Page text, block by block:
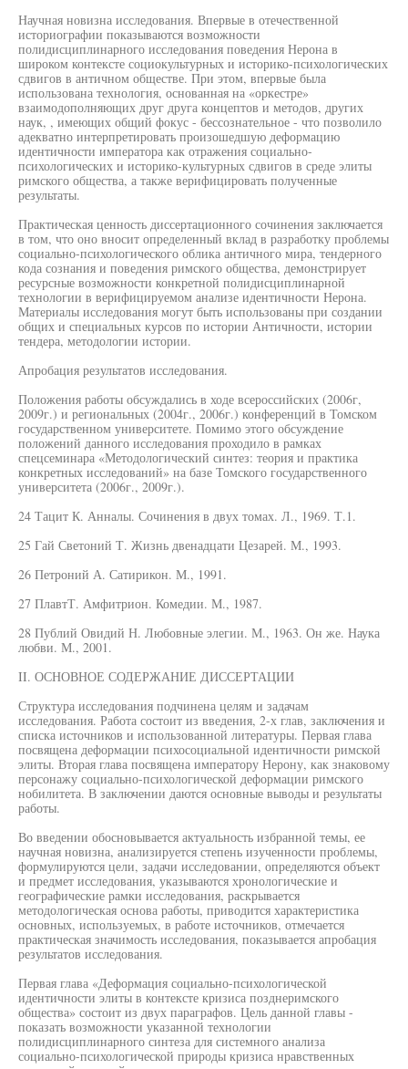
Научная новизна исследования. Впервые в отечественной
историографии показываются возможности
полидисциплинарного исследования поведения Нерона в
широком контексте социокультурных и историко-психологических
сдвигов в античном обществе. При этом, впервые была
использована технология, основанная на «оркестре»
взаимодополняющих друг друга концептов и методов, других
наук, , имеющих общий фокус - бессознательное - что позволило
адекватно интерпретировать произошедшую деформацию
идентичности императора как отражения социально-
психологических и историко-культурных сдвигов в среде элиты
римского общества, а также верифицировать полученные
результаты.
Практическая ценность диссертационного сочинения заключается
в том, что оно вносит определенный вклад в разработку проблемы
социально-психологического облика античного мира, тендерного
кода сознания и поведения римского общества, демонстрирует
ресурсные возможности конкретной полидисциплинарной
технологии в верифицируемом анализе идентичности Нерона.
Материалы исследования могут быть использованы при создании
общих и специальных курсов по истории Античности, истории
тендера, методологии истории.
Апробация результатов исследования.
Положения работы обсуждались в ходе всероссийских (2006г,
2009г.) и региональных (2004г., 2006г.) конференций в Томском
государственном университете. Помимо этого обсуждение
положений данного исследования проходило в рамках
спецсеминара «Методологический синтез: теория и практика
конкретных исследований» на базе Томского государственного
университета (2006г., 2009г.).
24 Тацит К. Анналы. Сочинения в двух томах. Л., 1969. Т.1.
25 Гай Светоний Т. Жизнь двенадцати Цезарей. М., 1993.
26 Петроний А. Сатирикон. М., 1991.
27 ПлавтТ. Амфитрион. Комедии. М., 1987.
28 Публий Овидий Н. Любовные элегии. М., 1963. Он же. Наука
любви. М., 2001.
II. ОСНОВНОЕ СОДЕРЖАНИЕ ДИССЕРТАЦИИ
Структура исследования подчинена целям и задачам
исследования. Работа состоит из введения, 2-х глав, заключения и
списка источников и использованной литературы. Первая глава
посвящена деформации психосоциальной идентичности римской
элиты. Вторая глава посвящена императору Нерону, как знаковому
персонажу социально-психологической деформации римского
нобилитета. В заключении даются основные выводы и результаты
работы.
Во введении обосновывается актуальность избранной темы, ее
научная новизна, анализируется степень изученности проблемы,
формулируются цели, задачи исследовании, определяются объект
и предмет исследования, указываются хронологические и
географические рамки исследования, раскрывается
методологическая основа работы, приводится характеристика
основных, используемых, в работе источников, отмечается
практическая значимость исследования, показывается апробация
результатов исследования.
Первая глава «Деформация социально-психологической
идентичности элиты в контексте кризиса позднеримского
общества» состоит из двух параграфов. Цель данной главы -
показать возможности указанной технологии
полидисциплинарного синтеза для системного анализа
социально-психологической природы кризиса нравственных